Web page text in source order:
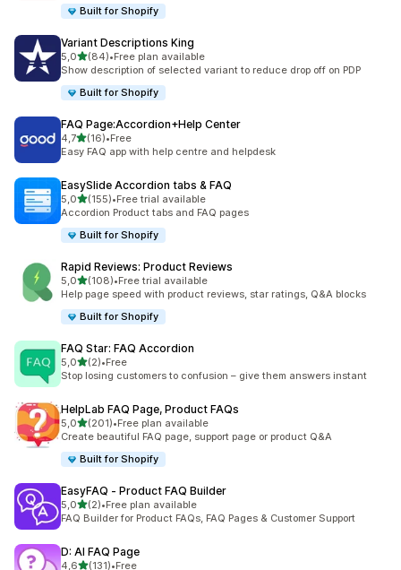
Built for Shopify
Variant Descriptions King
5,0de 5 estrelas
(84)
84 total de avaliações
•Free plan available
Show description of selected variant to reduce drop off on PDP
Built for Shopify
FAQ Page:Accordion+Help Center
4,7de 5 estrelas
(16)
16 total de avaliações
•Free
Easy FAQ app with help centre and helpdesk
EasySlide Accordion tabs & FAQ
5,0de 5 estrelas
(155)
155 total de avaliações
•Free trial available
Accordion Product tabs and FAQ pages
Built for Shopify
Rapid Reviews: Product Reviews
5,0de 5 estrelas
(108)
108 total de avaliações
•Free trial available
Help page speed with product reviews, star ratings, Q&A blocks
Built for Shopify
FAQ Star: FAQ Accordion
5,0de 5 estrelas
(2)
2 total de avaliações
•Free
Stop losing customers to confusion – give them answers instant
HelpLab FAQ Page, Product FAQs
5,0de 5 estrelas
(201)
201 total de avaliações
•Free plan available
Create beautiful FAQ page, support page or product Q&A
Built for Shopify
EasyFAQ ‑ Product FAQ Builder
5,0de 5 estrelas
(2)
2 total de avaliações
•Free plan available
FAQ Builder for Product FAQs, FAQ Pages & Customer Support
D: AI FAQ Page
4,6de 5 estrelas
(131)•Free